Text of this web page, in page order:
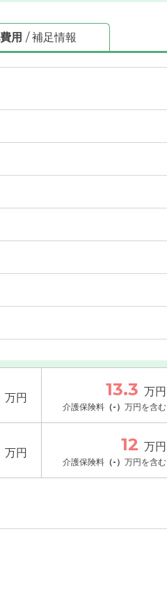
やかな雰囲気です。
用 / 補足情報
万円 13.3 万円
介護保険料 （-） 万円を含む
/ 補足情報
万円 12 万円
介護保険料 （-） 万円を含む